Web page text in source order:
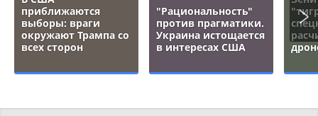
приближаются
выборы: враги
окружают Трампа со
всех сторон
"Рациональность"
против прагматики.
Украина истощается
в интересах США